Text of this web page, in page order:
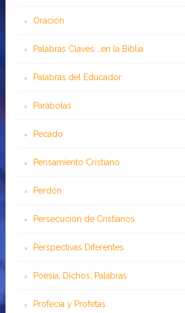
Oración
Palabras Claves …en la Biblia
Palabras del Educador
Parábolas
Pecado
Pensamiento Cristiano
Perdón
Persecución de Cristianos
Perspectivas Diferentes
Poesía, Dichos, Palabras
Profecía y Profetas